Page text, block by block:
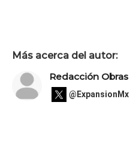
Más acerca del autor:
Redacción Obras
@ExpansionMx